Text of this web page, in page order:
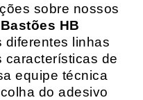
sobre nossos
HB
diferentes linhas
características de
equipe técnica
do adesivo